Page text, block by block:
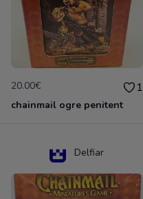
20.00€ 1
chainmail ogre penitent
Delfiar